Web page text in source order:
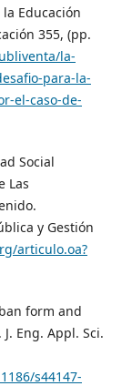
Educación
355, (pp.
la-
para-la-
el-caso-de-
Social
Las
y Gestión
articulo.oa?
form and
Eng. Appl. Sci.
s44147-